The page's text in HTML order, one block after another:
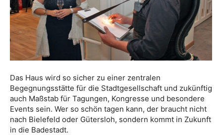
Das Haus wird so sicher zu einer zentralen
Begegnungsstätte für die Stadtgesellschaft und zukünftig
auch Maßstab für Tagungen, Kongresse und besondere
Events sein. Wer so schön tagen kann, der braucht nicht
nach Bielefeld oder Gütersloh, sondern kommt in Zukunft
in die Badestadt.